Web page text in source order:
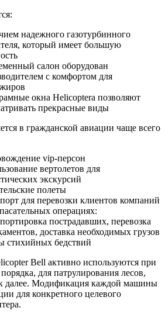
надежного газотурбинного
который имеет большую
салон оборудован
с комфортом для
окна Helicopterа позволяют
прекрасные виды
в гражданской авиации чаще всего
vip-персон
вертолетов для
экскурсий
полеты
для перевозки клиентов компаний
операциях:
пострадавших, перевозка
доставка необходимых грузов
стихийных бедствий
Bell активно используются при
для патрулирования лесов,
далее. Модификация каждой машины
для конкретного целевого